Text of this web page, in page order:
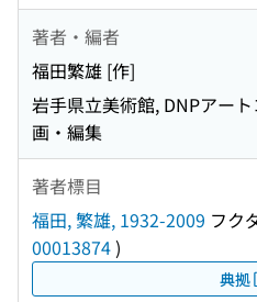
著者・編者
福田繁雄 [作]
岩手県立美術館, DNPアー
画・編集
著者標目
福田, 繁雄, 1932-2009 フク
00013874)
典拠